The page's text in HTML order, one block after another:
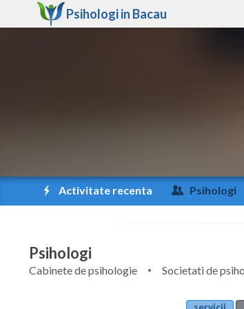
Psihologi in Bacau
Activitate recenta Psihologi
Psihologi
Cabinete de psihologie Societati de
servicii